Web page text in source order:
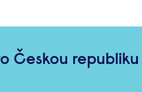
Českou republiku